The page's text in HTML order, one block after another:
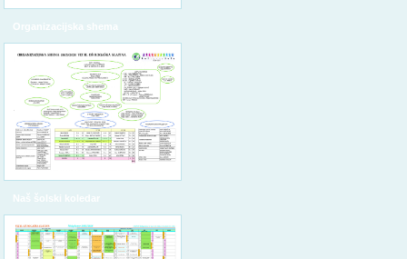
Organizacijska shema
Naš šolski koledar